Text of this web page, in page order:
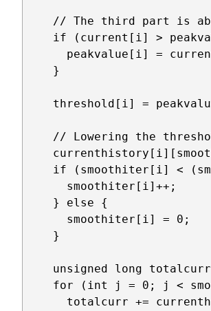
// The third part is
if (current[i] >
peakvalue[i] =
    }
threshold[i] =
// Lowering the
if (smoothiter[i] <
      smoothiter[i]++;
    } else {
      smoothiter[i] = 0;
    }
unsigned long
for (int j = 0; j <
totalcurr +=